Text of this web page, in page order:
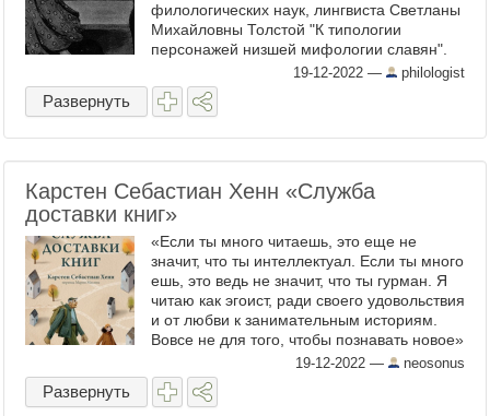
филологических наук, лингвиста Светланы
Михайловны Толстой "К типологии
персонажей низшей мифологии славян".
Международная научная конференция
"СЕМИОТИКА В ПРОШЛОМ И
НАСТОЯЩЕМ", ...
19-12-2022 — philologist
Развернуть
Карстен Себастиан Хенн «Служба
доставки книг»
«Если ты много читаешь, это еще не
значит, что ты интеллектуал. Если ты много
ешь, это ведь не значит, что ты гурман. Я
читаю как эгоист, ради своего удовольствия
и от любви к занимательным историям.
Вовсе не для того, чтобы познавать новое»
Я читаю как эгоист. Бессистемно и ...
19-12-2022 — neosonus
Развернуть